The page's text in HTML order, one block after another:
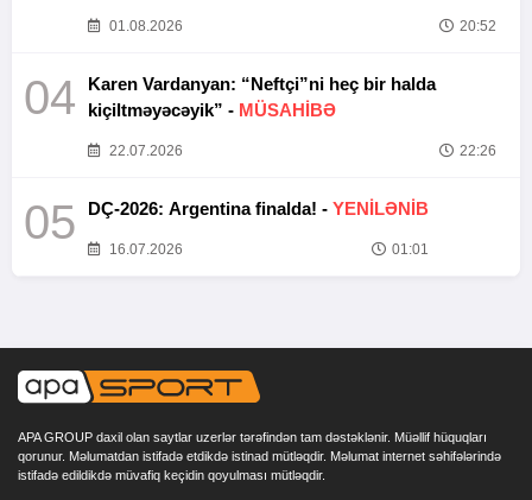
01.08.2026 20:52
04
Karen Vardanyan: “Neftçi”ni heç bir halda
kiçiltməyəcəyik” - MÜSAHİBƏ
22.07.2026 22:26
05 DÇ-2026: Argentina finalda! - YENİLƏNİB
16.07.2026 01:01
APA GROUP daxil olan saytlar uzerlər tərəfindən tam dəstəklənir. Müəllif hüquqları
qorunur. Məlumatdan istifadə etdikdə istinad mütləqdir. Məlumat internet səhifələrində
istifadə edildikdə müvafiq keçidin qoyulması mütləqdir.